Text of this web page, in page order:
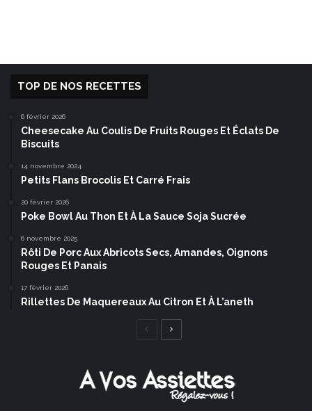
TOP DE NOS RECETTES
6 février 2026
Cheesecake Au Coulis De Fruits Rouges Et Éclats De
Biscuits
14 novembre 2024
Petits Flans Brocolis Et Carré Frais
20 février 2026
Poke Bowl Au Thon Et À La Sauce Soja Sucrée
6 novembre 2025
Rôti De Porc Aux Abricots Secs, Amandes, Oignons
Rouges Et Panais
17 février 2026
Rillettes De Maquereaux Au Citron Et À L’aneth
Page